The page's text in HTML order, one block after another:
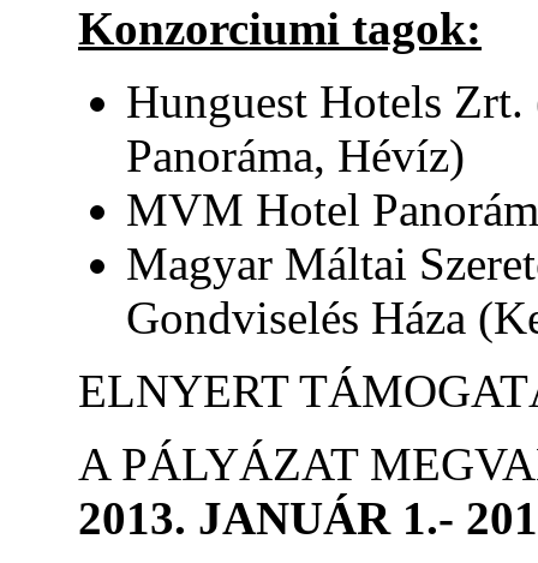
Konzorciumi tagok:
Hunguest Hotels
Panoráma, Hévíz)
MVM Hotel
Magyar Máltai
Gondviselés Háza
ELNYERT
A PÁLYÁZAT
2013. JANUÁR 1.-